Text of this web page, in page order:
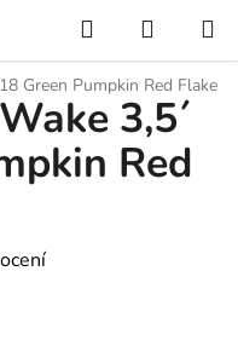
Hledat
KOŠÍK
Green Pumpkin Red Flake
3,5´
Red